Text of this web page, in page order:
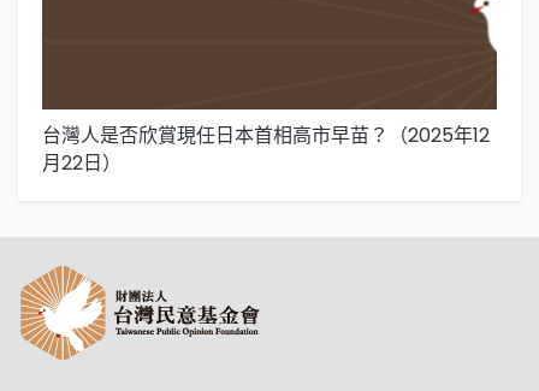
台灣人是否欣賞現任日本首相高市早苗？（2025年12
月22日）